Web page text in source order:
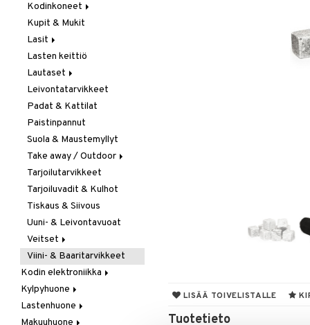
LISÄÄ TOIVELISTALLE
Tuotetieto
Kodinkoneet
Kahvi, Tee & Espresso
Leivänpaahtimet
Mixerit &
Sähkövatkaimet
Muut koneet
Vedenkeittimet
Kupit & Mukit
Lasit
Juoma- & Cocktailasit
Juomalasit
Olutlasit
Shamppanjalasit
Snapsi- & Aveclasit
Viinilasit
Whiskey- & Konjakkilasit
Lasten keittiö
Lautaset
Asetit
Ruokalautaset
Syvät lautaset
Leivontatarvikkeet
Padat & Kattilat
Paistinpannut
Suola & Maustemyllyt
Take away / Outdoor
Eväslaatikot
Pullot
Termoskannut
Termosmukit
Tarjoilutarvikkeet
Tarjoiluvadit & Kulhot
Tiskaus & Siivous
Uuni- & Leivontavuoat
Veitset
Erityisveitset
Keittiöveitset
Kuorinta- &
Vihannesveitset
Leikkuulaudat
Viini- & Baaritarvikkeet
Kodin elektroniikka
Ääni
Kylpyhuone
Kylpyhuoneen sisustus
Kylpyhuoneen tarvikkeita
Lastenhuone
Kylpyhuoneen koristelu
Makuuhuone